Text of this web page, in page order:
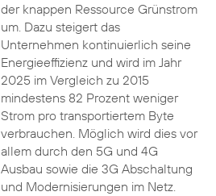
der knappen Ressource Grünstrom
um. Dazu steigert das
Unternehmen kontinuierlich seine
Energieeffizienz und wird im Jahr
2025 im Vergleich zu 2015
mindestens 82 Prozent weniger
Strom pro transportiertem Byte
verbrauchen. Möglich wird dies vor
allem durch den 5G und 4G
Ausbau sowie die 3G Abschaltung
und Modernisierungen im Netz.